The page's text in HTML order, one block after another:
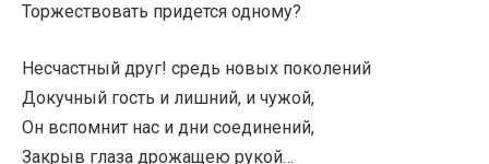
Торжествовать придется одному?
Несчастный друг! средь новых поколений
Докучный гость и лишний, и чужой,
Он вспомнит нас и дни соединений,
Закрыв глаза дрожащею рукой…